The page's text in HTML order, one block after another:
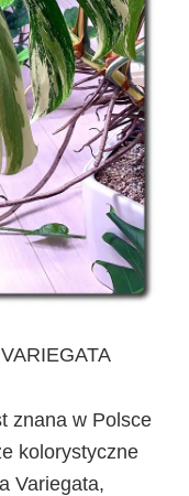
znana w Polsce
kolorystyczne
Variegata,